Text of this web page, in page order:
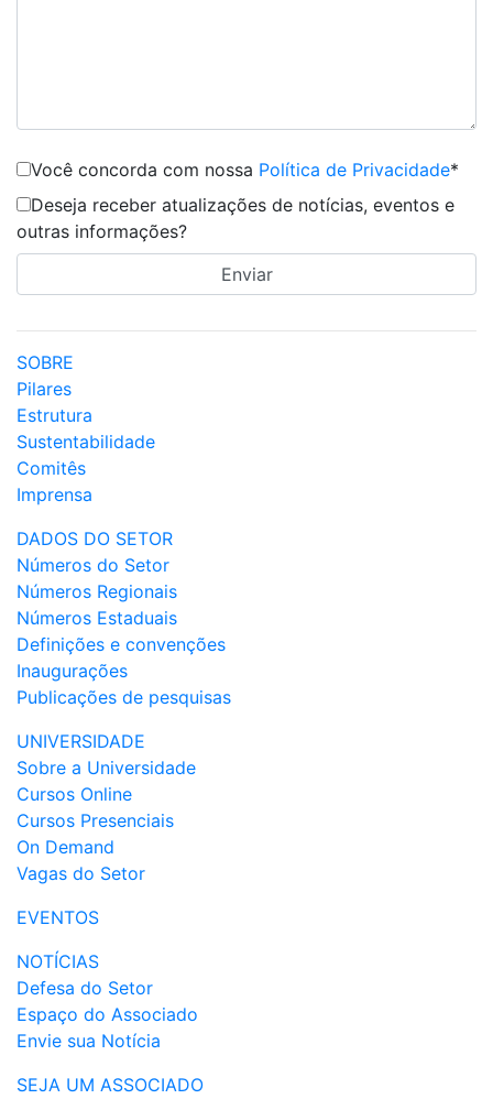
Você concorda com nossa Política de Privacidade*
Deseja receber atualizações de notícias, eventos e
outras informações?
SOBRE
Pilares
Estrutura
Sustentabilidade
Comitês
Imprensa
DADOS DO SETOR
Números do Setor
Números Regionais
Números Estaduais
Definições e convenções
Inaugurações
Publicações de pesquisas
UNIVERSIDADE
Sobre a Universidade
Cursos Online
Cursos Presenciais
On Demand
Vagas do Setor
EVENTOS
NOTÍCIAS
Defesa do Setor
Espaço do Associado
Envie sua Notícia
SEJA UM ASSOCIADO